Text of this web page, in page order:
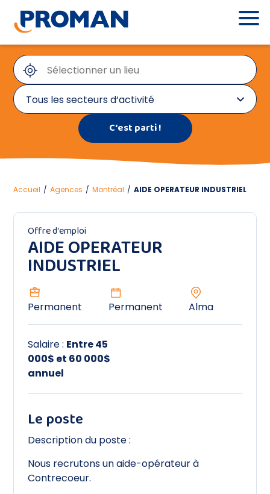
Tous les secteurs d‘activité
Tous les secteurs d‘activité
Administration, RH et service client
Comptabilité, audit et fiscalité
Construction et Génie civil
Environnement
industriel
Ingénieur
Nettoyage industriel
Soudeur
Transport et logistique
Accueil / Agences / Montréal / AIDE OPERATEUR INDUSTRIEL
Offre d‘emploi
AIDE OPERATEUR
INDUSTRIEL
Permanent Permanent Alma
Salaire : Entre 45
000$ et 60 000$
annuel
Le poste
Description du poste :
Nous recrutons un aide-opérateur à
Contrecoeur.